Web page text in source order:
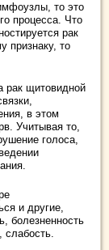
то это
процесса. Что
рак
признаку, то
рак щитовидной
в этом
Учитывая то,
голоса,
и другие,
болезненность
слабость.